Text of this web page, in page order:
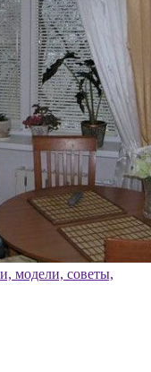
модели, советы,